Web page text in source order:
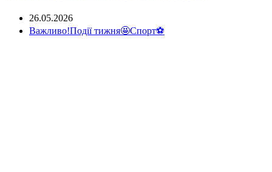
26.05.2026
Важливо!Події тижня🤩Спорт⚽